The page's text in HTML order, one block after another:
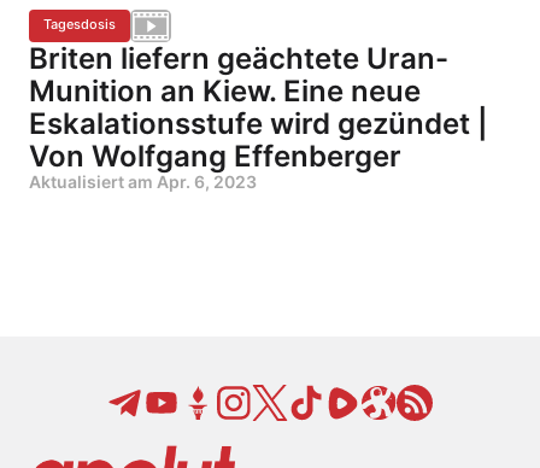
Tagesdosis
Briten liefern geächtete Uran-
Munition an Kiew. Eine neue
Eskalationsstufe wird gezündet |
Von Wolfgang Effenberger
Aktualisiert am Apr. 6, 2023